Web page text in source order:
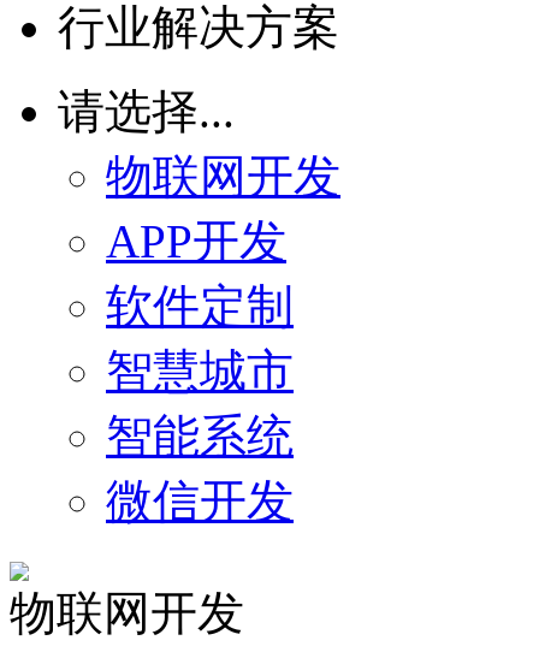
行业解决方案
请选择...
物联网开发
APP开发
软件定制
智慧城市
智能系统
微信开发
物联网开发